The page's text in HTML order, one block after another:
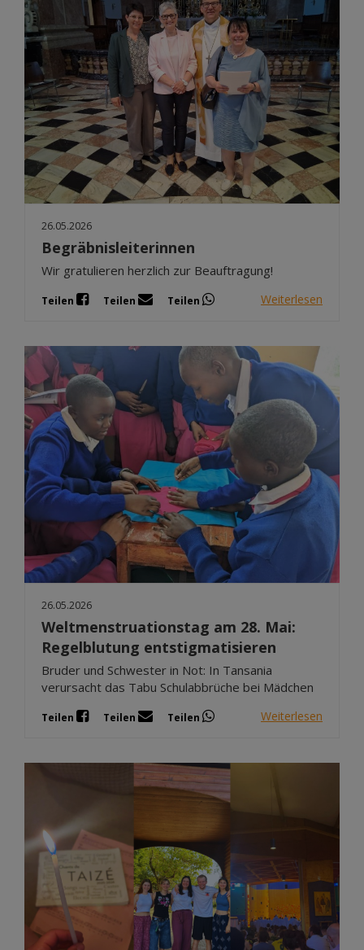
26.05.2026
Begräbnisleiterinnen
Wir gratulieren herzlich zur Beauftragung!
Teilen Teilen Teilen Weiterlesen
26.05.2026
Weltmenstruationstag am 28. Mai:
Regelblutung entstigmatisieren
Bruder und Schwester in Not: In Tansania
verursacht das Tabu Schulabbrüche bei Mädchen
Teilen Teilen Teilen Weiterlesen